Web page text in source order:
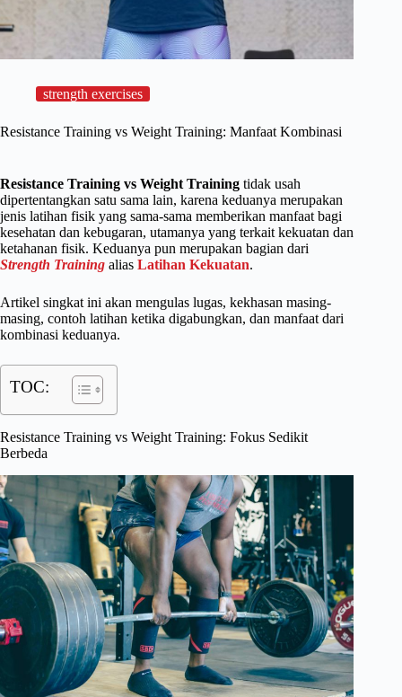
strength exercises
Resistance Training vs Weight Training: Manfaat Kombinasi
Resistance Training vs Weight Training tidak usah
dipertentangkan satu sama lain, karena keduanya merupakan
jenis latihan fisik yang sama-sama memberikan manfaat bagi
kesehatan dan kebugaran, utamanya yang terkait kekuatan dan
ketahanan fisik. Keduanya pun merupakan bagian dari
Strength Training alias Latihan Kekuatan.
Artikel singkat ini akan mengulas lugas, kekhasan masing-
masing, contoh latihan ketika digabungkan, dan manfaat dari
kombinasi keduanya.
TOC:
Resistance Training vs Weight Training: Fokus Sedikit
Berbeda